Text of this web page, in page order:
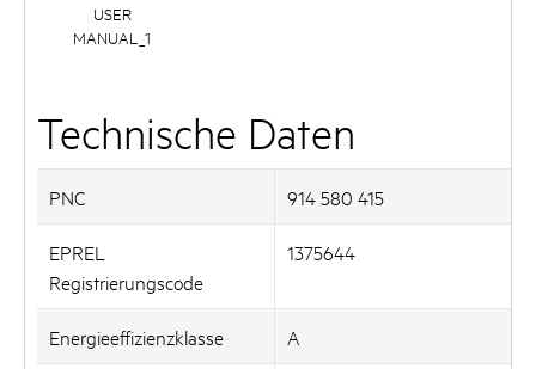
USER
MANUAL_1
Technische Daten
PNC 914 580 415
EPREL
Registrierungscode
1375644
Energieeffizienzklasse A